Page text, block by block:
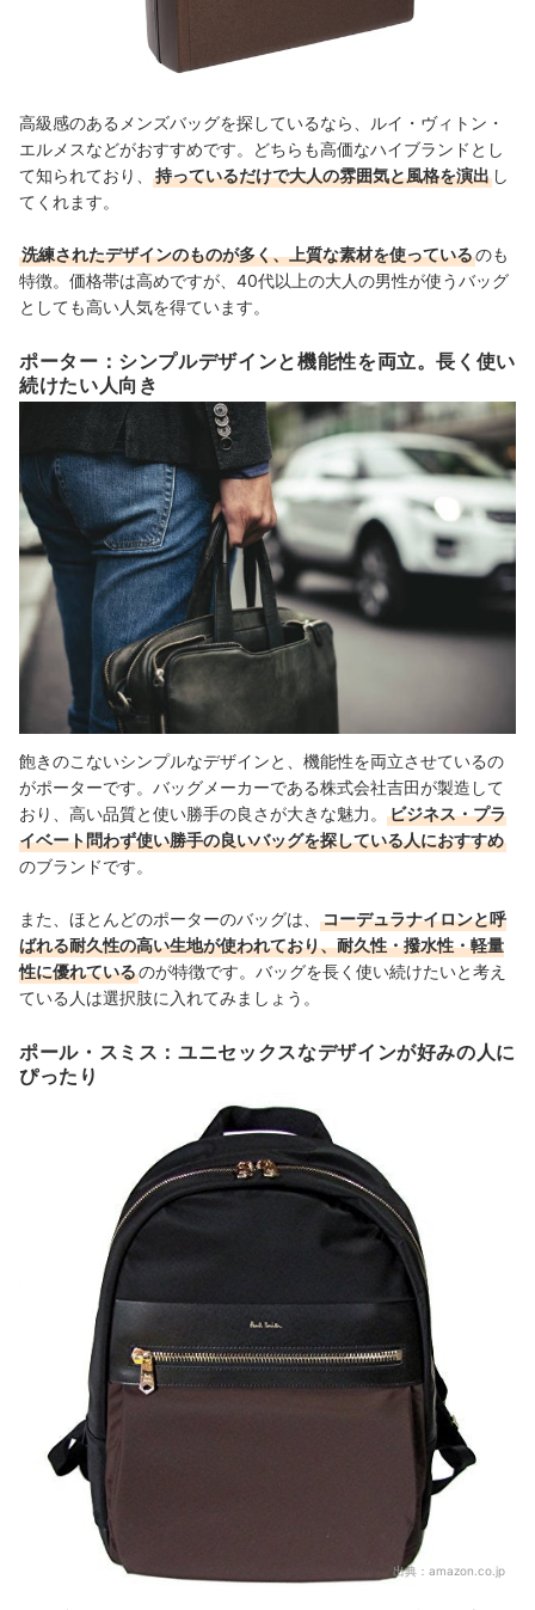
高級感のあるメンズバッグを探しているなら、ルイ・ヴィトン・
エルメスなどがおすすめです。どちらも高価なハイブランドとし
て知られており、
持っているだけで大人の雰囲気と風格を演出 し
てくれます。
洗練されたデザインのものが多く、上質な素材を使っているのも
特徴。価格帯は高めですが、40代以上の大人の男性が使うバッグ
としても高い人気を得ています。
ポーター：シンプルデザインと機能性を両立。長く使い
続けたい人向き
飽きのこないシンプルなデザインと、機能性を両立させているの
がポーターです。バッグメーカーである株式会社吉田が製造して
おり、高い品質と使い勝手の良さが大きな魅力。
ビジネス・プラ
イベート問わず使い勝手の良いバッグを探している人におすすめ
のブランドです。
また、ほとんどのポーターのバッグは、
コーデュラナイロンと呼
ばれる耐久性の高い生地が使われており、耐久性・撥水性・軽量
性に優れているのが特徴です。バッグを長く使い続けたいと考え
ている人は選択肢に入れてみましょう。
ポール・スミス：ユニセックスなデザインが好みの人に
ぴったり
出典： amazon.co.jp